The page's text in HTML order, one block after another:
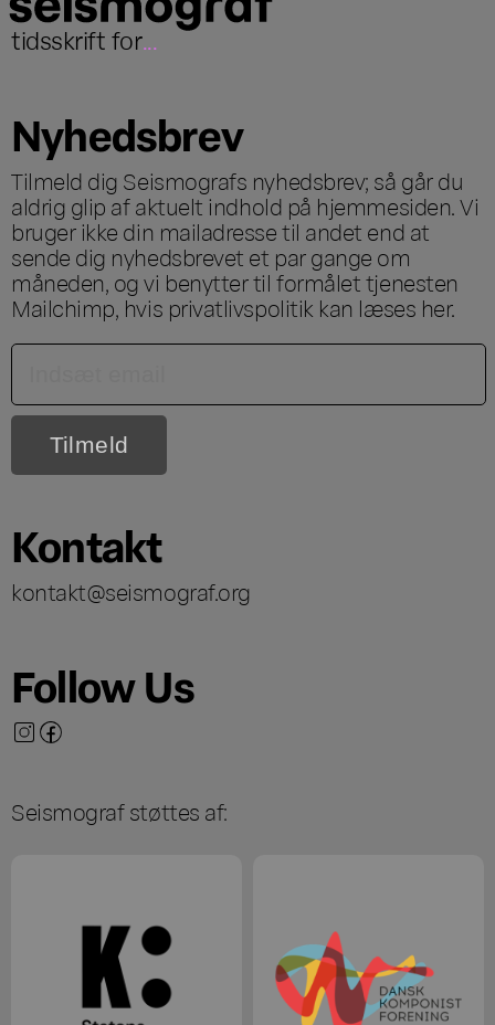
tidsskrift for...
Nyhedsbrev
Tilmeld dig Seismografs nyhedsbrev; så går du
aldrig glip af aktuelt indhold på hjemmesiden. Vi
bruger ikke din mailadresse til andet end at
sende dig nyhedsbrevet et par gange om
måneden, og vi benytter til formålet tjenesten
Mailchimp, hvis privatlivspolitik kan læses her.
Kontakt
kontakt@seismograf.org
Follow Us
Seismograf støttes af: